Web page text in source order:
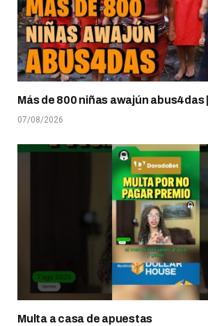
Más de 800 niñas awajún abus4das
07/08/2026
Multa a casa de apuestas